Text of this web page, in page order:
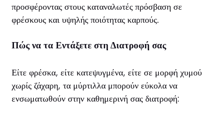
προσφέροντας στους καταναλωτές πρόσβαση σε
φρέσκους και υψηλής ποιότητας καρπούς.
Πώς να τα Εντάξετε στη Διατροφή σας
Είτε φρέσκα, είτε κατεψυγμένα, είτε σε μορφή χυμού
χωρίς ζάχαρη, τα μύρτιλλα μπορούν εύκολα να
ενσωματωθούν στην καθημερινή σας διατροφή: